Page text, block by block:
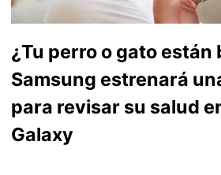
¿Tu perro o gato están
Samsung estrenará
para revisar su salud
Galaxy